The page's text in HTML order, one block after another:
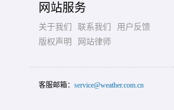
网站服务
关于我们 联系我们
用户反馈
版权声明
网站律师
客服邮箱： service@weather.com.cn